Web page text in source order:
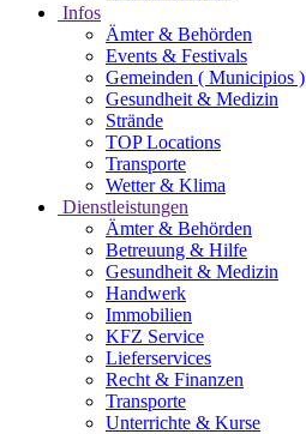
Infos
Ämter & Behörden
Events & Festivals
Gemeinden ( Municipios )
Gesundheit & Medizin
Strände
TOP Locations
Transporte
Wetter & Klima
Dienstleistungen
Ämter & Behörden
Betreuung & Hilfe
Gesundheit & Medizin
Handwerk
Immobilien
KFZ Service
Lieferservices
Recht & Finanzen
Transporte
Unterrichte & Kurse